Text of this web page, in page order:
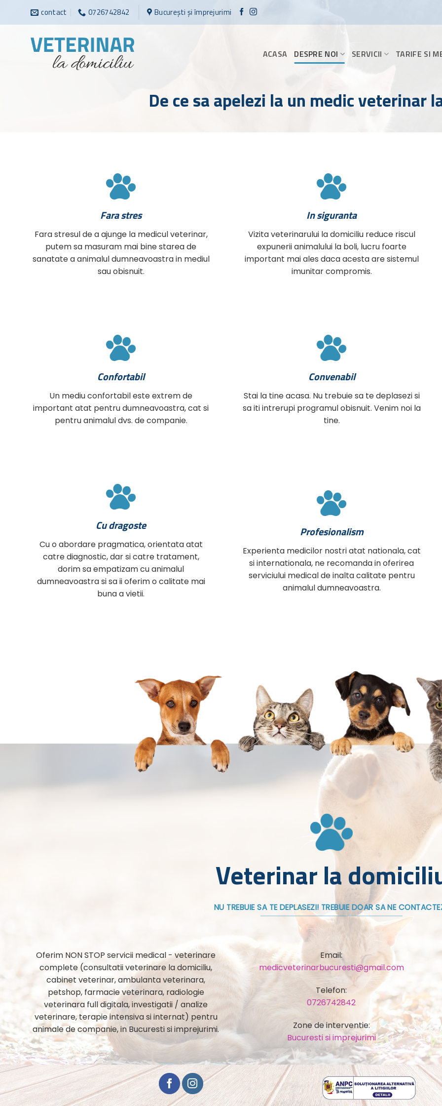
contact 0726742842 București și împrejurimi
ACASA DESPRE NOI SERVICII TARIFE SI
De ce sa apelezi la un medic veterinar
Fara stres
Fara stresul de a ajunge la medicul veterinar,
putem sa masuram mai bine starea de
sanatate a animalul dumneavoastra in mediul
sau obisnuit.
In siguranta
Vizita veterinarului la domiciliu reduce riscul
expunerii animalului la boli, lucru foarte
important mai ales daca acesta are sistemul
imunitar compromis.
Confortabil
Un mediu confortabil este extrem de
important atat pentru dumneavoastra, cat si
pentru animalul dvs. de companie.
Convenabil
Stai la tine acasa. Nu trebuie sa te deplasezi si
sa iti intrerupi programul obisnuit. Venim noi la
tine.
Cu dragoste
Cu o abordare pragmatica, orientata atat
catre diagnostic, dar si catre tratament,
dorim sa empatizam cu animalul
dumneavoastra si sa ii oferim o calitate mai
buna a vietii.
Profesionalism
Experienta medicilor nostri atat nationala, cat
si internationala, ne recomanda in oferirea
serviciului medical de inalta calitate pentru
animalul dumneavoastra.
Veterinar la
NU TREBUIE SA TE DEPLASEZI! TREBUIE DOAR SA NE
Oferim NON STOP servicii medical - veterinare
complete (consultatii veterinare la domiciliu,
cabinet veterinar, ambulanta veterinara,
petshop, farmacie veterinara, radiologie
veterinara full digitala, investigatii / analize
veterinare, terapie intensiva si internat) pentru
animale de companie, in Bucuresti si imprejurimi.
Email:
medicveterinarbucuresti@gmail.com
Telefon:
0726742842
Zone de interventie:
Bucuresti si imprejurimi